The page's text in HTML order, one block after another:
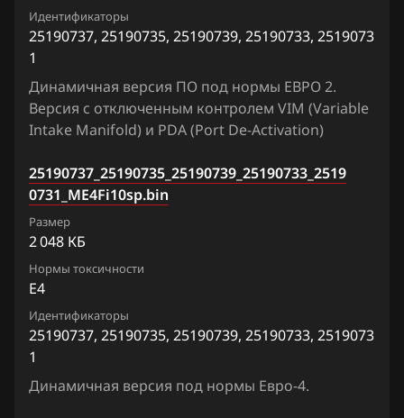
Howo
Hummer
Hyundai
Infiniti
Isuzu
Iveco
JAC
Jaecoo
Jaguar
Jeep
Идентификаторы
25190737, 25190735, 25190739, 25190733, 2519073
1
Динамичная версия ПО под нормы ЕВРО 2.
Версия с отключенным контролем VIM (Variable
Intake Manifold) и PDA (Port De-Activation)
25190737_25190735_25190739_25190733_2519
0731_ME4Fi10sp.bin
Размер
2 048 КБ
Нормы токсичности
E4
Идентификаторы
25190737, 25190735, 25190739, 25190733, 2519073
1
Динамичная версия под нормы Евро-4.